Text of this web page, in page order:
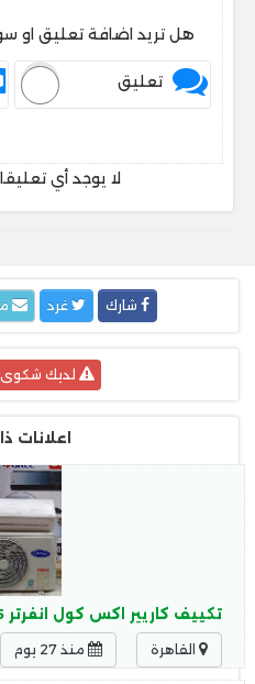
هل تريد اضافة تعليق او
تعليق
لا يوجد أي
شارك غرد
لديك شكوى
اعلانات
تكييف كاريير اكس كول انفرتر 2.25 حصان بارد فقط – سبليت 2026
القاهرة منذ 27 يوم